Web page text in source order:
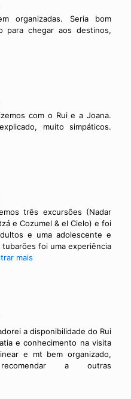
organizadas. Seria bom
para chegar aos destinos,
com o Rui e a Joana.
muito simpáticos.
três excursões (Nadar
e Cozumel & el Cielo) e foi
e uma adolescente e
foi uma experiência
mais
a disponibilidade do Rui
e conhecimento na visita
e mt bem organizado,
a outras